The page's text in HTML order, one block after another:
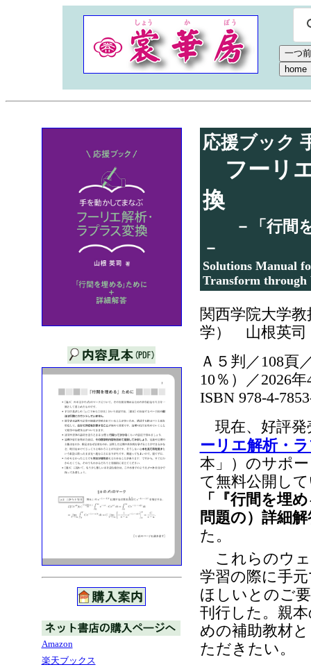
Amazon
楽天ブックス
応援ブック
フーリ
換
－「行間を
－
Solutions Manual
Transform
関西学院大学
学） 山根英司
Ａ５判／108頁
10％）／2026
ISBN 978-4-
現在、好評発
ーリエ解析・
本」）のサポ
て無料公開し
「『行間を埋
問題の）詳細
た。
これらのウェ
学習の際に手
ほしいとのご
刊行した。親
めの補助教材
ただきたい。